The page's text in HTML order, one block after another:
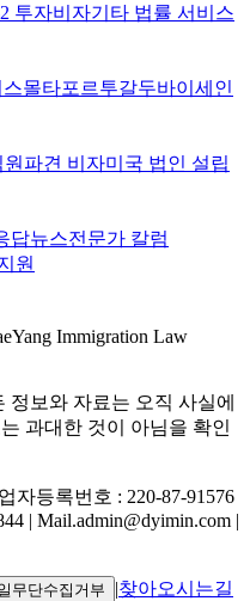
투자비자기타 법률 서비스
스몰타포르투갈두바이 세인
원파견 비자미국 법인 설립
답뉴스전문가 칼럼
원
Immigration Law
보와 자료는 오직 사실에
과대한 것이 아님을 확인
자등록번호 : 220-87-91576
| Mail.admin@dyimin.com |
무단수집거부 |찾아오시는길